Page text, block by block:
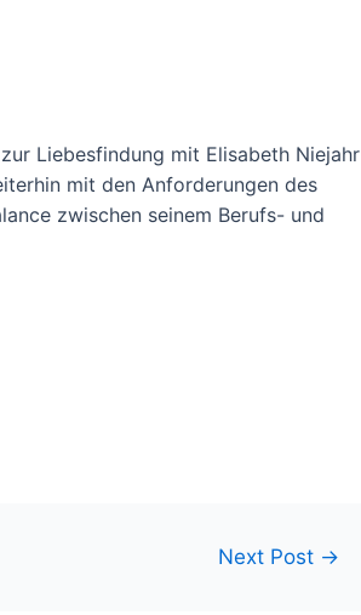
Liebesfindung mit Elisabeth Niejahr
mit den Anforderungen des
zwischen seinem Berufs- und
Next Post →